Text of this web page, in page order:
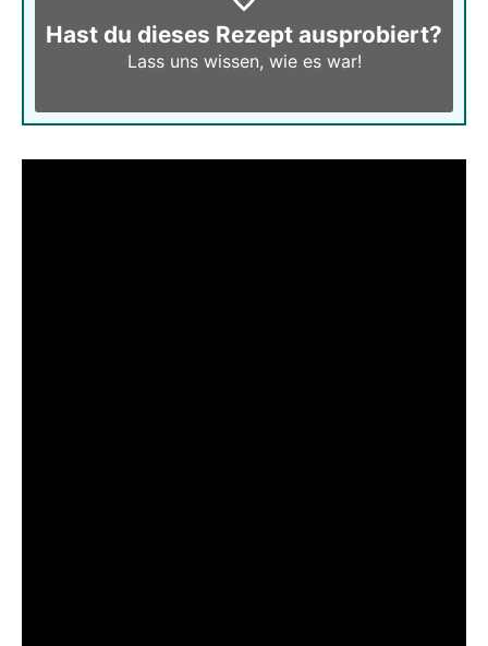
Hast du dieses Rezept ausprobiert?
Lass uns wissen, wie es war!